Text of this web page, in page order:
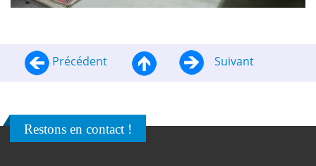
Précédent Suivant
Restons en contact !